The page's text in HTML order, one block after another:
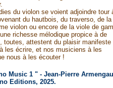
du violon se voient adjoindre tour
du hautbois, du traverso, de
violon ou encore de la viole de
richesse mélodique propice à de
toutes, attestent du plaisir manifeste
les écrire, et nos musiciens à les
nous à les écouter !
Music 1 " - Jean-Pierre
Editions, 2025.